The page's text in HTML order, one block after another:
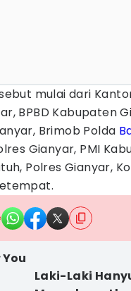
mulai dari
BPBD Kabupaten
Brimob Polda
Gianyar, PMI
Polres Gianyar,
Laki-Laki